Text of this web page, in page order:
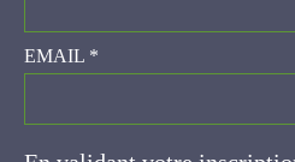
EMAIL*